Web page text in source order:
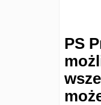
PS